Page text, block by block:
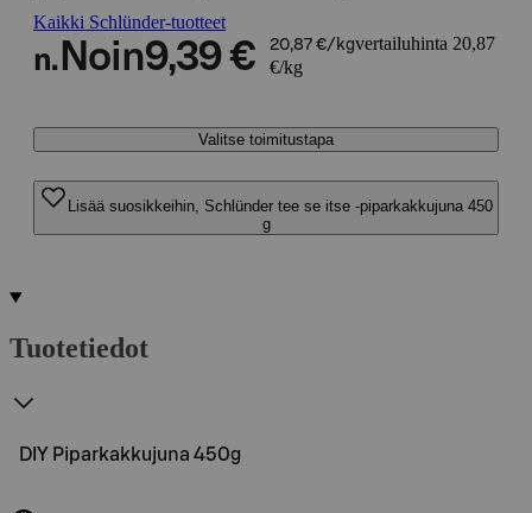
Kaikki Schlünder-tuotteet
n. Noin9,39 € 20,87 €/kgvertailuhinta 20,87
€/kg
Valitse toimitustapa
Lisää suosikkeihin, Schlünder tee se itse -piparkakkujuna 450
g
Tuotetiedot
DIY Piparkakkujuna 450g